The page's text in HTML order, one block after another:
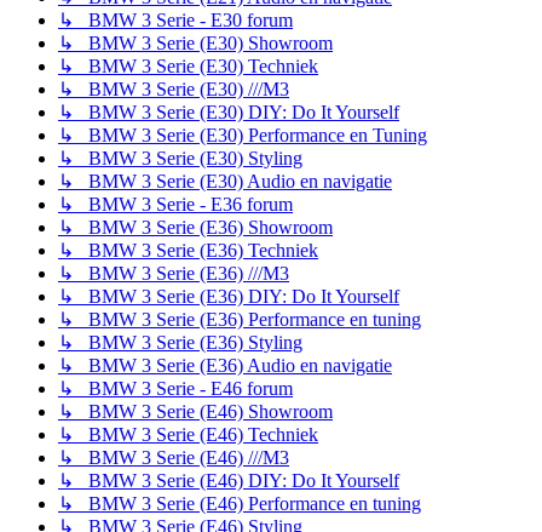
↳ BMW 3 Serie - E30 forum
↳ BMW 3 Serie (E30) Showroom
↳ BMW 3 Serie (E30) Techniek
↳ BMW 3 Serie (E30) ///M3
↳ BMW 3 Serie (E30) DIY: Do It Yourself
↳ BMW 3 Serie (E30) Performance en Tuning
↳ BMW 3 Serie (E30) Styling
↳ BMW 3 Serie (E30) Audio en navigatie
↳ BMW 3 Serie - E36 forum
↳ BMW 3 Serie (E36) Showroom
↳ BMW 3 Serie (E36) Techniek
↳ BMW 3 Serie (E36) ///M3
↳ BMW 3 Serie (E36) DIY: Do It Yourself
↳ BMW 3 Serie (E36) Performance en tuning
↳ BMW 3 Serie (E36) Styling
↳ BMW 3 Serie (E36) Audio en navigatie
↳ BMW 3 Serie - E46 forum
↳ BMW 3 Serie (E46) Showroom
↳ BMW 3 Serie (E46) Techniek
↳ BMW 3 Serie (E46) ///M3
↳ BMW 3 Serie (E46) DIY: Do It Yourself
↳ BMW 3 Serie (E46) Performance en tuning
↳ BMW 3 Serie (E46) Styling